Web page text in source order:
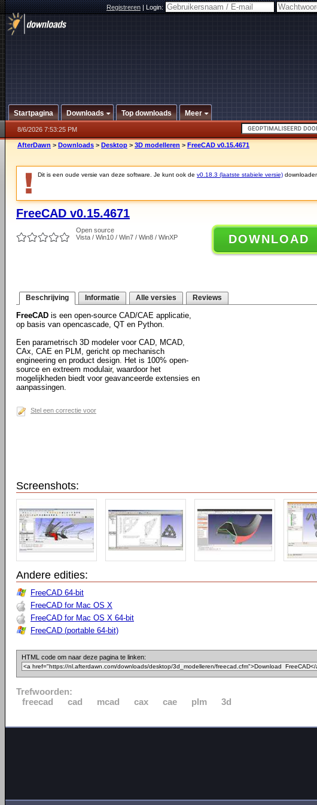
Registreren|Login:
Startpagina Downloads Top downloads Meer
8/6/2026 7:53:25 PM
AfterDawn > Downloads > Desktop > 3D modelleren > FreeCAD v0.15.4671
Dit is een oude versie van deze software. Je kunt ook de v0.18.3 (laatste stabiele versie)
FreeCAD v0.15.4671
Open source
Vista / Win10 / Win7 / Win8 / WinXP
DOWNLOAD
Beschrijving Informatie Alle versies Reviews
FreeCAD is een open-source CAD/CAE applicatie,
op basis van opencascade, QT en Python.
Een parametrisch 3D modeler voor CAD, MCAD,
CAx, CAE en PLM, gericht op mechanisch
engineering en product design. Het is 100% open-
source en extreem modulair, waardoor het
mogelijkheden biedt voor geavanceerde extensies en
aanpassingen.
Stel een correctie voor
Screenshots:
Andere edities:
FreeCAD 64-bit
FreeCAD for Mac OS X
FreeCAD for Mac OS X 64-bit
FreeCAD (portable 64-bit)
HTML code om naar deze pagina te linken:
Trefwoorden:
freecad
cad mcad cax cae plm 3d